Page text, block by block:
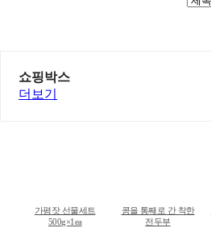
쇼핑박스
더보기
가평잣 선물세트
500g×1ea
콩을 통째로 간 착한
전두부